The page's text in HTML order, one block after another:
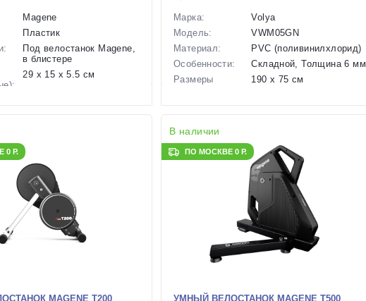
Magene
Пластик
Под велостанок Magene,
в блистере
29 х 15 х 5.5 см
черный
Черный
127738
Марка:
Volya
Модель:
VWM05GN
Материал:
PVC (поливинилхлорид)
Особенности:
Складной, Толщина 6 мм
Размеры
190 x 75 см
Цвета
(выпускаемые):
Цвет в наличии: Черный
129304
0 Р.
MAGENE T200
В наличии
ПО МОСКВЕ 0 Р.
УМНЫЙ ВЕЛОСТАНОК MAGENE T500